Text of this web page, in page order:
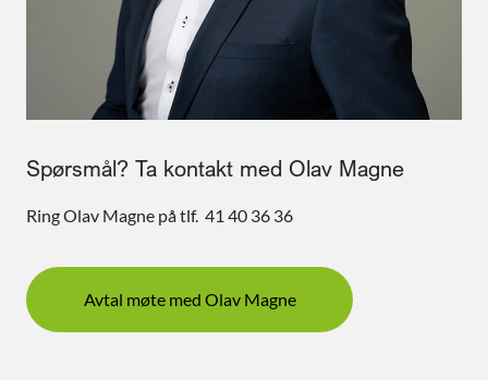
Spørsmål? Ta kontakt med Olav Magne
Ring Olav Magne på tlf. 41 40 36 36
Avtal møte med Olav Magne